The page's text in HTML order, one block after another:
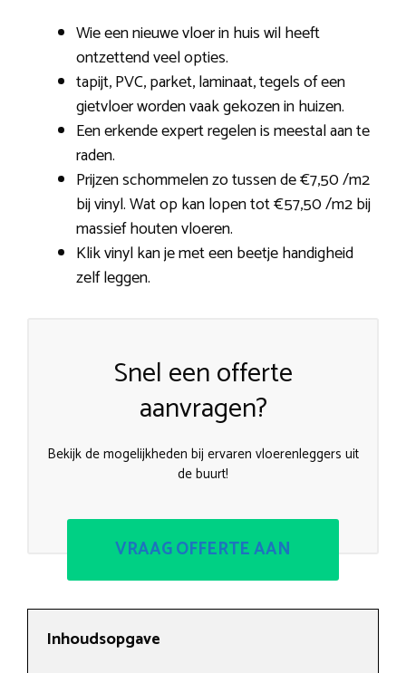
Wie een nieuwe vloer in huis wil heeft
ontzettend veel opties.
tapijt, PVC, parket, laminaat, tegels of een
gietvloer worden vaak gekozen in huizen.
Een erkende expert regelen is meestal aan te
raden.
Prijzen schommelen zo tussen de €7,50 /m2
bij vinyl. Wat op kan lopen tot €57,50 /m2 bij
massief houten vloeren.
Klik vinyl kan je met een beetje handigheid
zelf leggen.
Snel een offerte
aanvragen?
Bekijk de mogelijkheden bij ervaren vloerenleggers uit
de buurt!
VRAAG OFFERTE AAN
Inhoudsopgave